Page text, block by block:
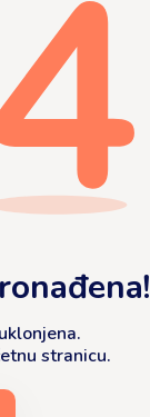
stranicu.